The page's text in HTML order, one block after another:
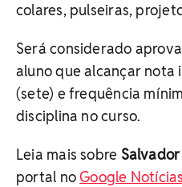
colares, pulseiras,
Será considerado
aluno que alcançar nota
(sete) e frequência
disciplina no curso.
Leia mais sobre Salvador
portal noGoogle Notícias